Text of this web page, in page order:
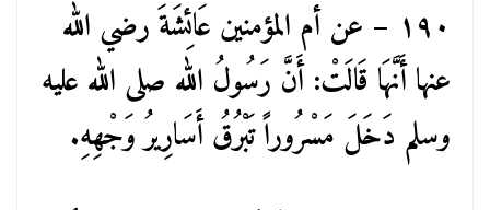
١٩٠ – عن أم المؤمنين عَائِشَةَ رضي الله
عنها أَنَّهَا قَالَتْ: أَنَّ رَسُولُ الله صلى الله عليه
وسلم دَخَلَ مَسْرُوراً تَبْرُقُ أَسَارِيرُ وَجْهِهِ.